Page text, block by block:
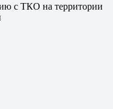
с ТКО на территории